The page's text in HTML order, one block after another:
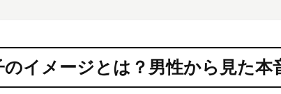
のイメージとは？男性から見た本